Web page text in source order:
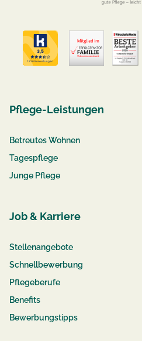
Pflege-Leistungen
Betreutes Wohnen
Tagespflege
Junge Pflege
Job & Karriere
Stellenangebote
Schnellbewerbung
Pflegeberufe
Benefits
Bewerbungstipps